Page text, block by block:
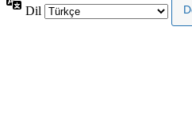
Dil